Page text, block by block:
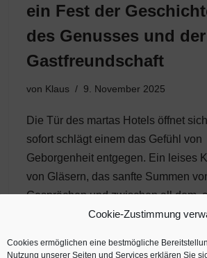
Cookie-Zustimmung
Cookies ermöglichen eine bestmögliche
Nutzung unserer Seiten und Services erklären Sie
ein Fest der
des Genusses und der
Gastfreundschaft
von Klaus 9. November 2025
Die Tür des martas Hotels öffnet
sofort schlägt einem das Gefühl von
Geborgenheit entgegen. Ein leises
von Gläsern, das sanfte Summen
Gesprächen und zwischen all dem,
Oktober 2025, sein…